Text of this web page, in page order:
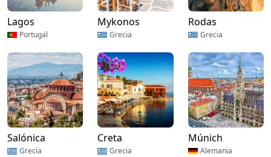
Lagos
Portugal
Mykonos
Grecia
Rodas
Grecia
Salónica
Grecia
Creta
Grecia
Múnich
Alemania